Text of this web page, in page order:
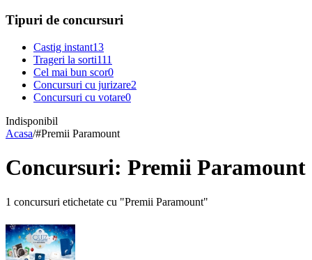
Tipuri de concursuri
Castig instant13
Trageri la sorti111
Cel mai bun scor0
Concursuri cu jurizare2
Concursuri cu votare0
Indisponibil
Acasa/#Premii Paramount
Concursuri: Premii Paramount
1 concursuri etichetate cu "Premii Paramount"